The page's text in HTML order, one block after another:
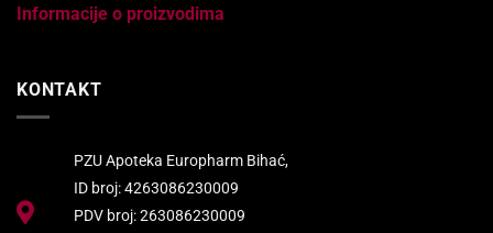
Informacije o proizvodima
KONTAKT
PZU Apoteka Europharm Bihać,
ID broj: 4263086230009
PDV broj: 263086230009